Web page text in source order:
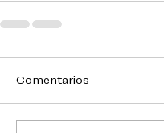
Comentarios